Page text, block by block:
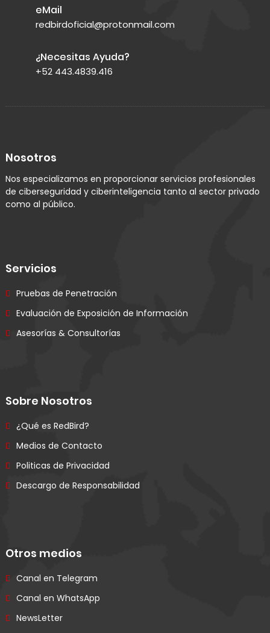
eMail
redbirdoficial@protonmail.com
¿Necesitas Ayuda?
+52 443.4839.416
Nosotros
Nos especializamos en proporcionar servicios profesionales
de ciberseguridad y ciberinteligencia tanto al sector privado
como al público.
Servicios
Pruebas de Penetración
Evaluación de Exposición de Información
Asesorías & Consultorías
Sobre Nosotros
¿Qué es RedBird?
Medios de Contacto
Politicas de Privacidad
Descargo de Responsabilidad
Otros medios
Canal en Telegram
Canal en WhatsApp
NewsLetter